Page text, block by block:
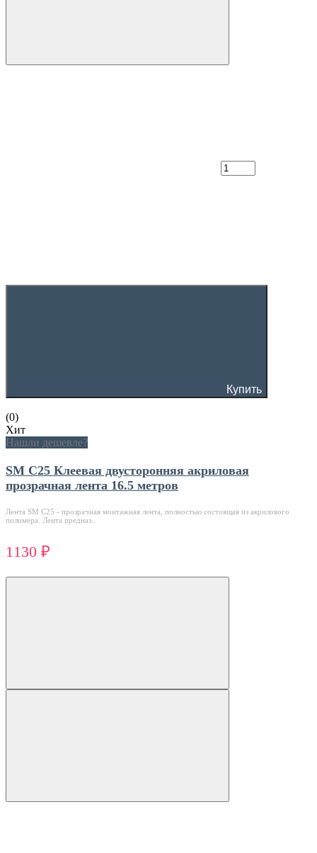
Купить
(0)
Хит
Нашли дешевле?
SM C25 Клеевая двусторонняя акриловая
прозрачная лента 16.5 метров
Лента SM C25 - прозрачная монтажная лента, полностью состоящая из акрилового
полимера. Лента предназ..
1130 ₽